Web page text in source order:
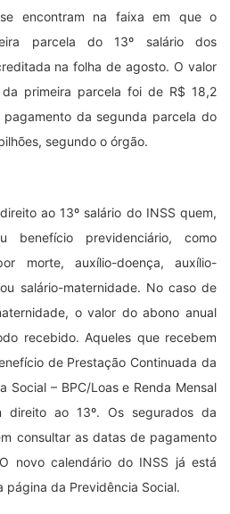
encontram na faixa em que o
parcela do 13º salário dos
na folha de agosto. O valor
primeira parcela foi de R$ 18,2
da segunda parcela do
segundo o órgão.
ao 13º salário do INSS quem,
benefício previdenciário, como
morte, auxílio-doença, auxílio-
salário-maternidade. No caso de
o valor do abono anual
recebido. Aqueles que recebem
de Prestação Continuada da
Social – BPC/Loas e Renda Mensal
direito ao 13º. Os segurados da
consultar as datas de pagamento
novo calendário do INSS já está
página da Previdência Social.